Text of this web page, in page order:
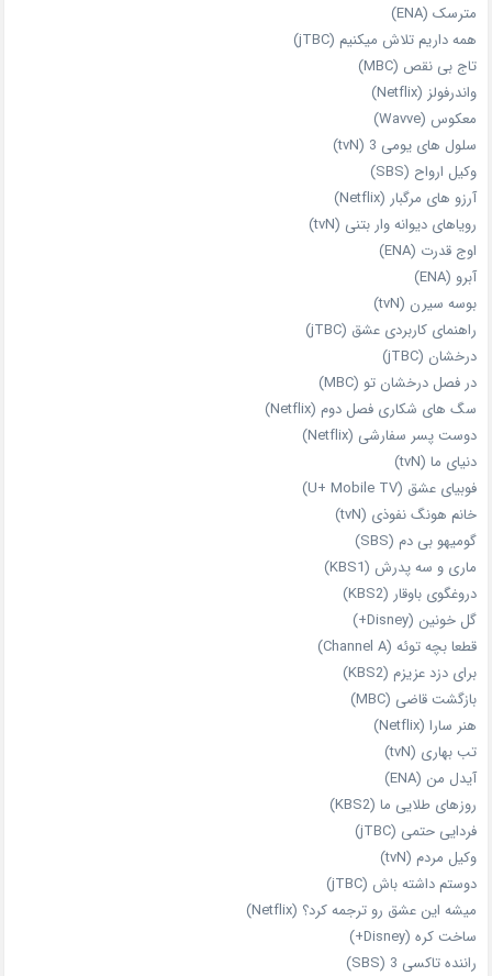
مترسک (ENA)
همه داریم تلاش میکنیم (jTBC)
تاج بی‌ نقص (MBC)
واندرفولز (Netflix)
معکوس (Wavve)
سلول های یومی 3 (tvN)
وکیل ارواح (SBS)
آرزو های مرگبار (Netflix)
رویاهای دیوانه‌ وار بتنی (tvN)
اوج قدرت (ENA)
آبرو (ENA)
بوسه سیرن (tvN)
راهنمای کاربردی عشق (jTBC)
درخشان (jTBC)
در فصل درخشان تو (MBC)
سگ های شکاری فصل دوم (Netflix)
دوست‌ پسر سفارشی (Netflix)
دنیای ما (tvN)
فوبیای عشق (U+ Mobile TV)
خانم هونگ نفوذی (tvN)
گومیهو بی دم (SBS)
ماری و سه پدرش (KBS1)
دروغگوی باوقار (KBS2)
گل خونین (Disney+)
قطعا بچه توئه (Channel A)
برای دزد عزیزم (KBS2)
بازگشت قاضی (MBC)
هنر سارا (Netflix)
تب بهاری (tvN)
آیدل من (ENA)
روزهای طلایی ما (KBS2)
فردایی حتمی (jTBC)
وکیل مردم (tvN)
دوستم داشته باش (jTBC)
میشه این عشق رو ترجمه کرد؟ (Netflix)
ساخت کره (Disney+)
راننده تاکسی 3 (SBS)